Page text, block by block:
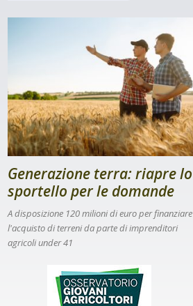
Generazione terra: riapre lo
sportello per le domande
A disposizione 120 milioni di euro per finanziare
l'acquisto di terreni da parte di imprenditori
agricoli under 41